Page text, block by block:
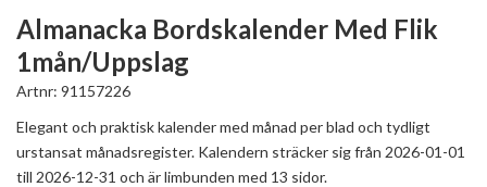
Almanacka Bordskalender Med Flik
1mån/Uppslag
Artnr: 91157226
Elegant och praktisk kalender med månad per blad och tydligt
urstansat månadsregister. Kalendern sträcker sig från 2026-01-01
till 2026-12-31 och är limbunden med 13 sidor.